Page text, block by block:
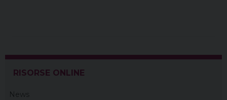
RISORSE ONLINE
News